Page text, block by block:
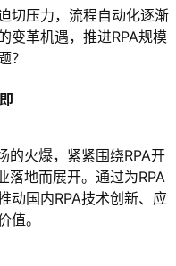
切压力，流程自动化逐渐
变革机遇，推进RPA规模
？
的火爆，紧紧围绕RPA开
落地而展开。通过为RPA
动国内RPA技术创新、应
值。